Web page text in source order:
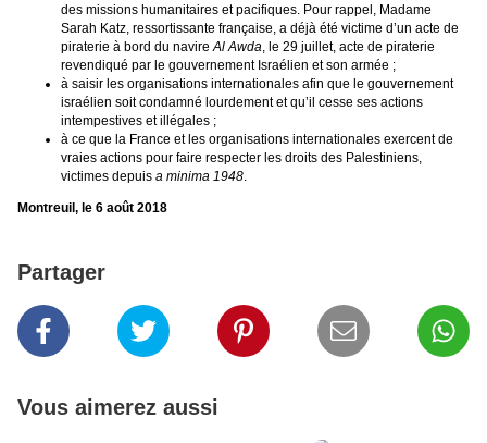
des missions humanitaires et pacifiques. Pour rappel, Madame
Sarah Katz, ressortissante française, a déjà été victime d’un acte de
piraterie à bord du navire Al Awda, le 29 juillet, acte de piraterie
revendiqué par le gouvernement Israélien et son armée ;
à saisir les organisations internationales afin que le gouvernement
israélien soit condamné lourdement et qu’il cesse ses actions
intempestives et illégales ;
à ce que la France et les organisations internationales exercent de
vraies actions pour faire respecter les droits des Palestiniens,
victimes depuis a minima 1948.
Montreuil, le 6 août 2018
Partager
Vous aimerez aussi